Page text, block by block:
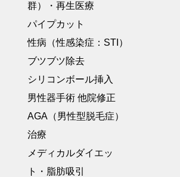
群）・再生医療
パイプカット
性病（性感染症：STI）
ブツブツ除去
シリコンボール挿入
男性器手術 他院修正
AGA（男性型脱毛症）
治療
メディカルダイエッ
ト・脂肪吸引